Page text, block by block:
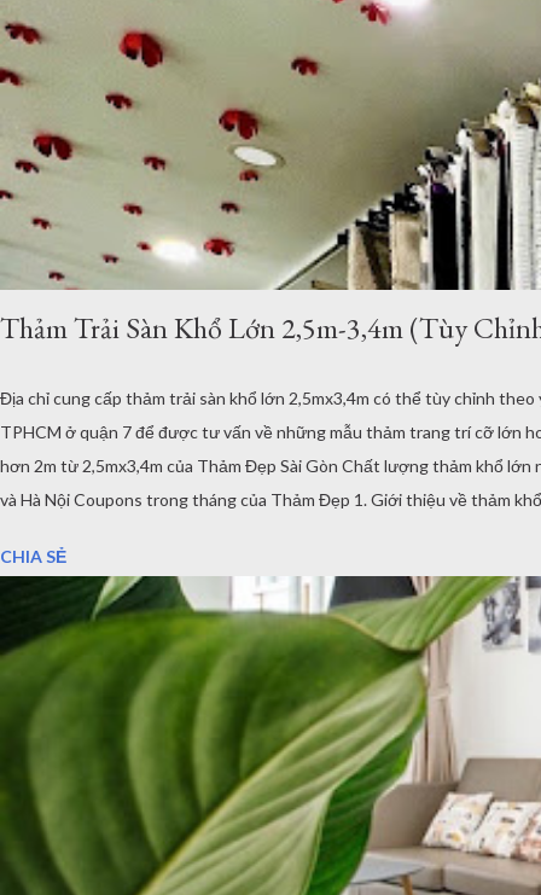
Thảm Trải Sàn Khổ Lớn 2,5m-3,4m (Tùy
Địa chỉ cung cấp thảm trải sàn khổ lớn 2,5mx3,4m có thể tùy chỉnh
TPHCM ở quận 7 để được tư vấn về những mẫu thảm trang trí cỡ lớn
hơn 2m từ 2,5mx3,4m của Thảm Đẹp Sài Gòn Chất lượng thảm khổ lớn
và Hà Nội Coupons trong tháng của Thảm Đẹp 1. Giới thiệu về thảm
CHIA SẺ